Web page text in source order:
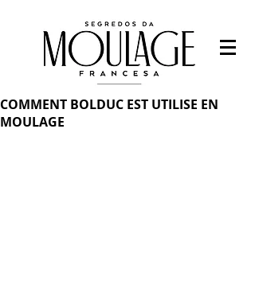
COMMENT BOLDUC EST UTILISE EN
MOULAGE